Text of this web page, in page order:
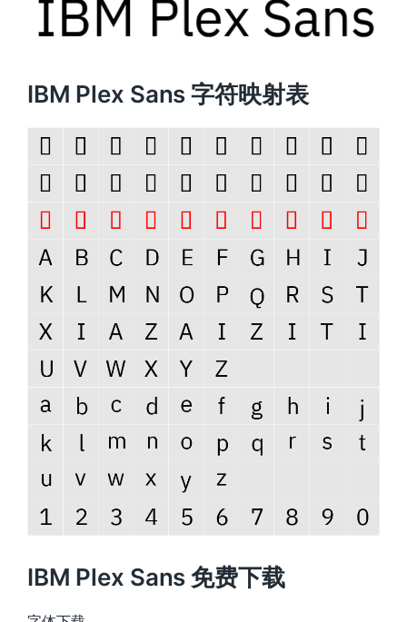
IBM Plex Sans 字符映射表
IBM Plex Sans 免费下载